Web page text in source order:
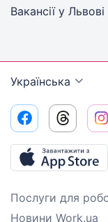
Вакансії у Львові
Українська
Послуги для
Новини Work.ua